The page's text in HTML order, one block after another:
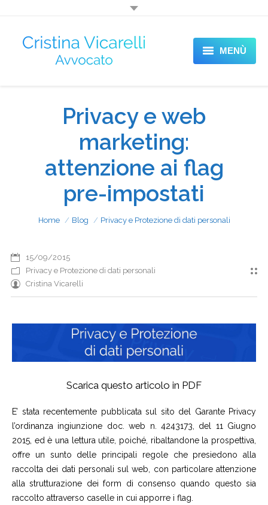
MENÙ
BLOG
CONTATTI
Privacy e web
marketing:
attenzione ai flag
pre-impostati
Sei qui:
Home Blog Privacy e Protezione di dati personali
15/09/2015
Privacy e Protezione di dati personali
Cristina Vicarelli
Scarica questo articolo in PDF
E’ stata recentemente pubblicata sul sito del Garante Privacy
l’ordinanza ingiunzione doc. web n. 4243173, del 11 Giugno
2015, ed è una lettura utile, poiché, ribaltandone la prospettiva,
offre un sunto delle principali regole che presiedono alla
raccolta dei dati personali sul web, con particolare attenzione
alla strutturazione dei form di consenso quando questo sia
raccolto attraverso caselle in cui apporre i flag.